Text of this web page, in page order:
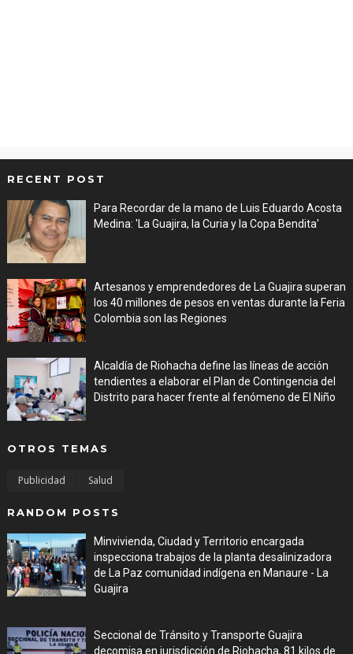
RECENT POST
Para Recordar de la mano de Luis Eduardo Acosta
Medina: 'La Guajira, la Curia y la Copa Bendita'
Artesanos y emprendedores de La Guajira superan
los 40 millones de pesos en ventas durante la Feria
Colombia son las Regiones
Alcaldía de Riohacha define las líneas de acción
tendientes a elaborar el Plan de Contingencia del
Distrito para hacer frente al fenómeno de El Niño
OTROS TEMAS
Publicidad Salud
RANDOM POSTS
Minvivienda, Ciudad y Territorio encargada
inspecciona trabajos de la planta desalinizadora
de La Paz comunidad indígena en Manaure - La
Guajira
Seccional de Tránsito y Transporte Guajira
decomisa en jurisdicción de Riohacha, 81 kilos de